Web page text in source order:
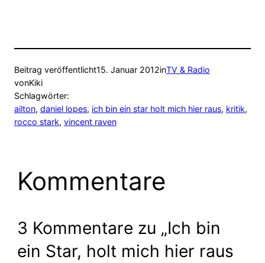
Beitrag veröffentlicht15. Januar 2012inTV & Radio
vonKiki
Schlagwörter:
ailton, daniel lopes, ich bin ein star holt mich hier raus, kritik
rocco stark, vincent raven
Kommentare
3 Kommentare zu „Ich bin
ein Star, holt mich hier raus